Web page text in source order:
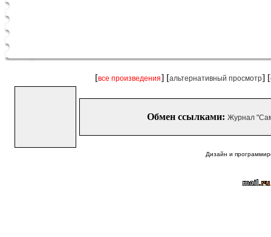
[все произведения] [альтернативный просмотр] [
Обмен ссылками: Журнал
Дизайн и